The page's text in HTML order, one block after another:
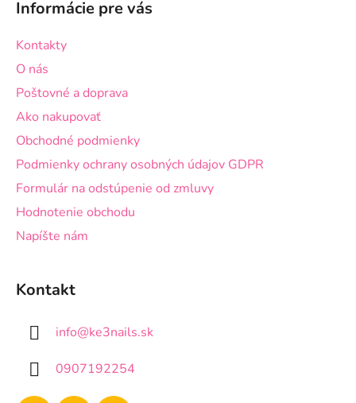
Informácie pre vás
Kontakty
O nás
Poštovné a doprava
Ako nakupovať
Obchodné podmienky
Podmienky ochrany osobných údajov GDPR
Formulár na odstúpenie od zmluvy
Hodnotenie obchodu
Napíšte nám
Kontakt
info@ke3nails.sk
0907192254